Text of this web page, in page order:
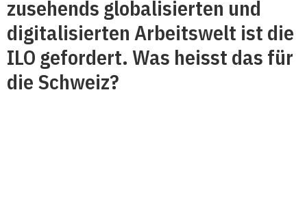
zusehends globalisierten und
digitalisierten Arbeitswelt ist die
ILO gefordert. Was heisst das für
die Schweiz?